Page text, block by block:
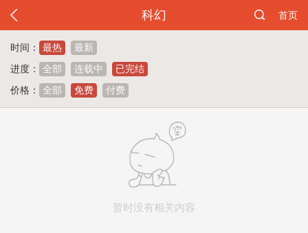
科幻 首页
时间： 最热
最新
进度：
全部 连载中
已完结
价格：
全部 免费 付费
暂时没有相关内容